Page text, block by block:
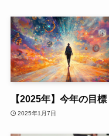
【2025年】今年の目標
2025年1月7日